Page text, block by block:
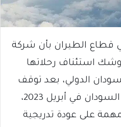
الطيران بأن شركة
استئناف رحلاتها
الدولي، بعد توقف
دام منذ اندلاع الحرب في السودان في أبريل 2023،
على عودة تدريجية